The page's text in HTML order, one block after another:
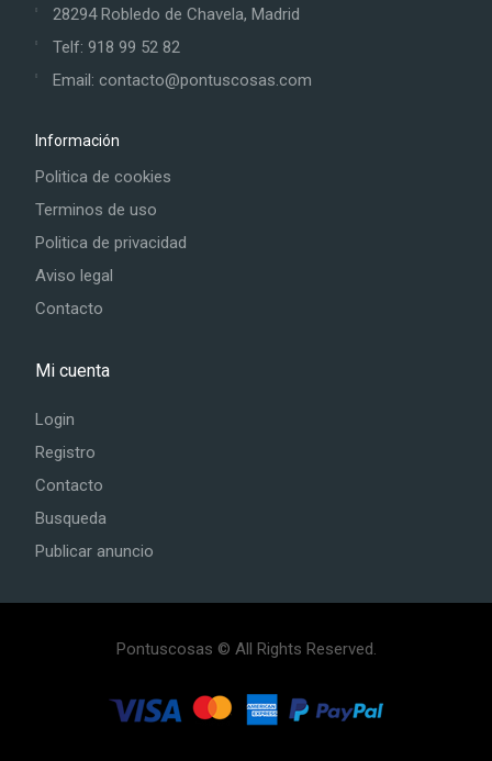
28294 Robledo de Chavela, Madrid
Telf: 918 99 52 82
Email: contacto@pontuscosas.com
Información
Politica de cookies
Terminos de uso
Politica de privacidad
Aviso legal
Contacto
Mi cuenta
Login
Registro
Contacto
Busqueda
Publicar anuncio
Pontuscosas © All Rights Reserved.